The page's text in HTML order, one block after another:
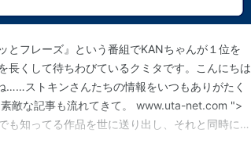
とフレーズ』という番組でKANちゃんが１位を
長くして待ちわびているクミタです。こんにちは
……ストキンさんたちの情報をいつもありがたく
敵な記事も流れてきて。 www.uta-net.com ">
も知ってる作品を世に送り出し、それと同時に、